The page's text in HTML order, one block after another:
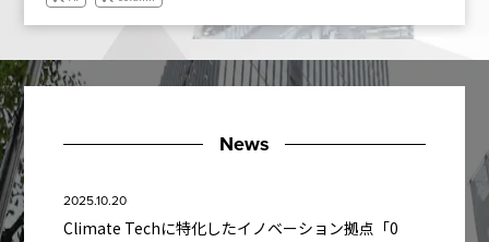
News
2025.10.20
Climate Techに特化したイノベーション拠点「0